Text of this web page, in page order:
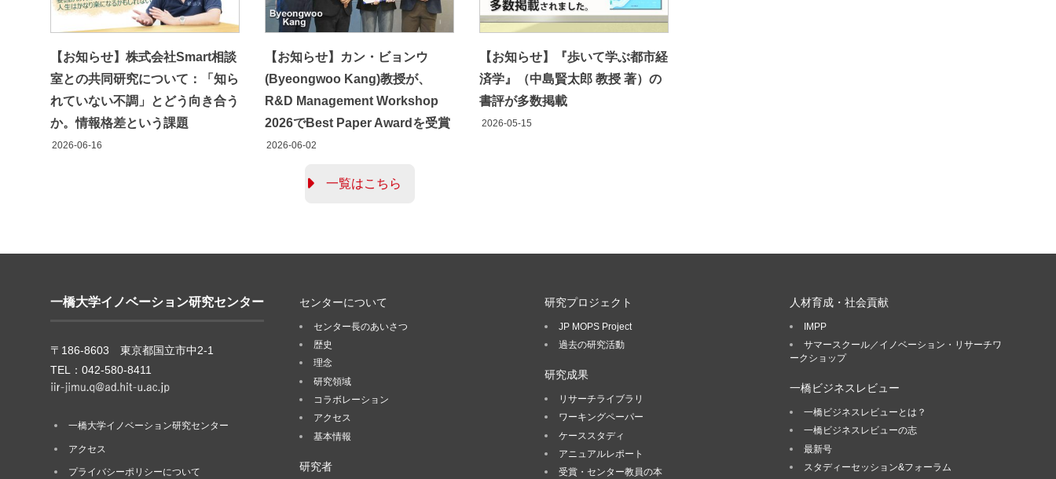
【お知らせ】株式会社Smart相談
室との共同研究について：「知ら
れていない不調」とどう向き合う
か。情報格差という課題
2026-06-16
【お知らせ】カン・ビョンウ
(Byeongwoo Kang)教授が、
R&D Management Workshop
2026でBest Paper Awardを受賞
2026-06-02
【お知らせ】『歩いて学ぶ都市経
済学』（中島賢太郎 教授 著）の
書評が多数掲載
2026-05-15
一覧はこちら
一橋大学イノベーション研究センター
〒186-8603 東京都国立市中2-1
TEL：042-580-8411
一橋大学イノベーション研究センター
アクセス
プライバシーポリシーについて
センターについて
センター長のあいさつ
歴史
理念
研究領域
コラボレーション
アクセス
基本情報
研究者
研究プロジェクト
JP MOPS Project
過去の研究活動
研究成果
リサーチライブラリ
ワーキングペーパー
ケーススタディ
アニュアルレポート
受賞・センター教員の本
人材育成・社会貢献
IMPP
サマースクール／イノベーション・リサーチワ
ークショップ
一橋ビジネスレビュー
一橋ビジネスレビューとは？
一橋ビジネスレビューの志
最新号
スタディーセッション&フォーラム